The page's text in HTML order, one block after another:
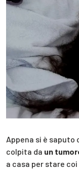
Appena si è saputo
colpita da un
a casa per stare